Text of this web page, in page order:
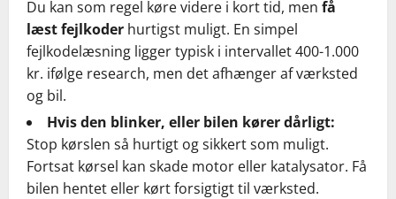
Du kan som regel køre videre i kort tid, men få
læst fejlkoder hurtigst muligt. En simpel
fejlkodelæsning ligger typisk i intervallet 400-1.000
kr. ifølge research, men det afhænger af værksted
og bil.
Hvis den blinker, eller bilen kører dårligt:
Stop kørslen så hurtigt og sikkert som muligt.
Fortsat kørsel kan skade motor eller katalysator. Få
bilen hentet eller kørt forsigtigt til værksted.